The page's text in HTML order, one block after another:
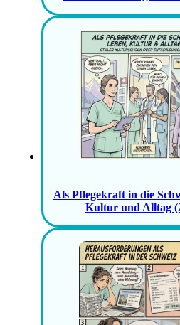
Als Pflegekraft in die
Kultur und Alltag